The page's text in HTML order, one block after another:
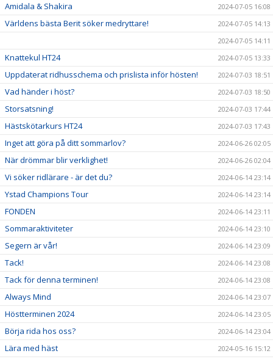
Amidala & Shakira 2024-07-05 16:08
Världens bästa Berit söker medryttare!
2024-07-05 14:13
2024-07-05 14:11
Knattekul HT24 2024-07-05 13:33
Uppdaterat ridhusschema och prislista inför hösten! 2024-07-03 18:51
Vad händer i höst? 2024-07-03 18:50
Storsatsning! 2024-07-03 17:44
Hästskötarkurs HT24 2024-07-03 17:43
Inget att göra på ditt sommarlov? 2024-06-26 02:05
När drömmar blir verklighet! 2024-06-26 02:04
Vi söker ridlärare - är det du? 2024-06-14 23:14
Ystad Champions Tour 2024-06-14 23:14
FONDEN 2024-06-14 23:11
Sommaraktiviteter 2024-06-14 23:10
Segern är vår! 2024-06-14 23:09
Tack! 2024-06-14 23:08
Tack för denna terminen! 2024-06-14 23:08
Always Mind 2024-06-14 23:07
Höstterminen 2024 2024-06-14 23:05
Börja rida hos oss? 2024-06-14 23:04
Lära med häst 2024-05-16 15:12